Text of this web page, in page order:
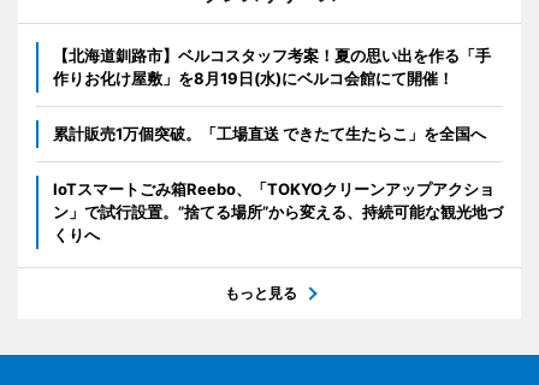
【北海道釧路市】ベルコスタッフ考案！夏の思い出を作る「手
作りお化け屋敷」を8月19日(水)にベルコ会館にて開催！
累計販売1万個突破。「工場直送 できたて生たらこ」を全国へ
IoTスマートごみ箱Reebo、「TOKYOクリーンアップアクショ
ン」で試行設置。”捨てる場所”から変える、持続可能な観光地づ
くりへ
もっと見る